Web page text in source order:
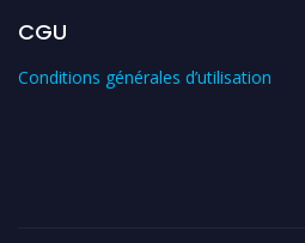
CGU
Conditions générales d’utilisation